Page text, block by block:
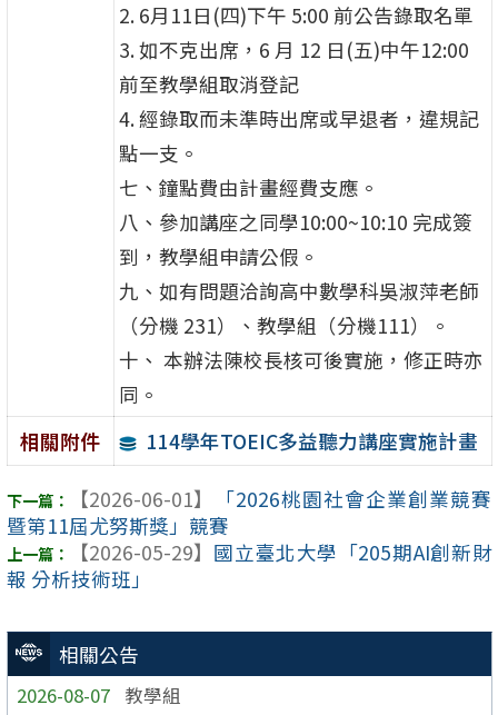
相關公告
2026-08-07 教學組
2. 6月11日(四)下午 5:00 前公告錄取名單
3. 如不克出席，6 月 12 日(五)中午12:00
前至教學組取消登記
4. 經錄取而未準時出席或早退者，違規記
點一支。
七、鐘點費由計畫經費支應。
八、參加講座之同學10:00~10:10 完成簽
到，教學組申請公假。
九、如有問題洽詢高中數學科吳淑萍老師
（分機 231）、教學組（分機111）。
十、 本辦法陳校長核可後實施，修正時亦
同。
相關附件
114學年TOEIC多益聽力講座實施計畫
【2026-06-01】
「2026桃園社會企業創業競賽
暨第11屆尤努斯獎」競賽
【2026-05-29】 國立臺北大學「205期AI創新財
報 分析技術班」